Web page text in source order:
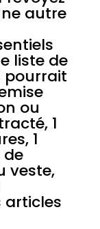
autre
liste de
pourrait
ou
1
1
de
veste,
articles